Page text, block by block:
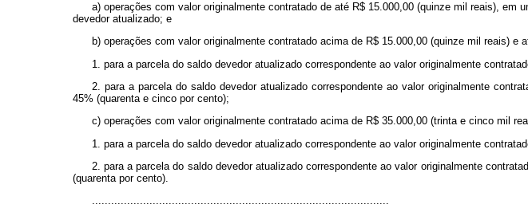
a) operações com valor originalmente contratado de até R$ 15.000,00 (quinze mil reais),
devedor atualizado; e
b) operações com valor originalmente contratado acima de R$ 15.000,00 (quinze mil reais)
1. para a parcela do saldo devedor atualizado correspondente ao valor originalmente
2. para a parcela do saldo devedor atualizado correspondente ao valor originalmente
45% (quarenta e cinco por cento);
c) operações com valor originalmente contratado acima de R$ 35.000,00 (trinta e cinco mil
1. para a parcela do saldo devedor atualizado correspondente ao valor originalmente
2. para a parcela do saldo devedor atualizado correspondente ao valor originalmente
(quarenta por cento).
.............................................................................................